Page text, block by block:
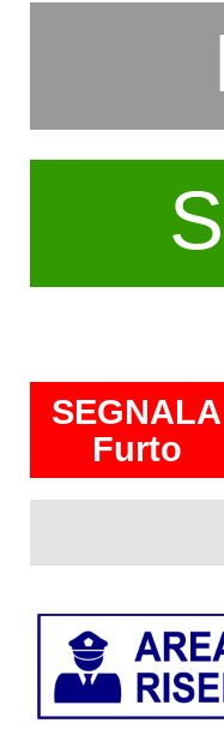
SEGNALA
Furto